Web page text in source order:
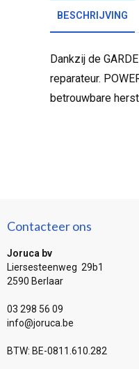
BESCHRIJVING
Dankzij de
reparateur.
betrouwbare
Contacteer ons
Joruca bv
Liersesteenweg 29b1
2590 Berlaar
03 298 56 09
info@joruca.be
BTW: BE-0811.610.282